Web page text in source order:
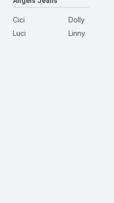
Cici
Luci
Dolly
Linny